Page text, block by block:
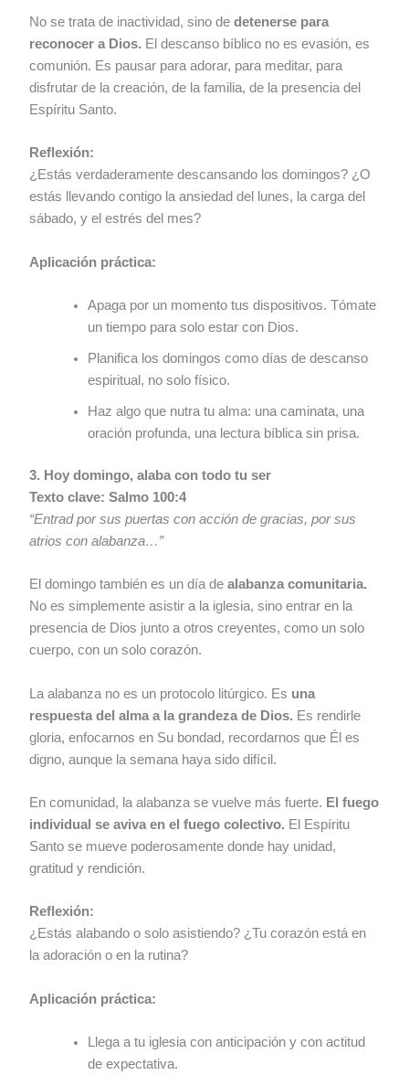
No se trata de inactividad, sino dedetenerse para
reconocer a Dios. El descanso bíblico no es evasión, es
comunión. Es pausar para adorar, para meditar, para
disfrutar de la creación, de la familia, de la presencia del
Espíritu Santo.
Reflexión:
¿Estás verdaderamente descansando los domingos? ¿O
estás llevando contigo la ansiedad del lunes, la carga del
sábado, y el estrés del mes?
Aplicación práctica:
Apaga por un momento tus dispositivos. Tómate
un tiempo para solo estar con Dios.
Planifica los domingos como días de descanso
espiritual, no solo físico.
Haz algo que nutra tu alma: una caminata, una
oración profunda, una lectura bíblica sin prisa.
3. Hoy domingo, alaba con todo tu ser
Texto clave: Salmo 100:4
“Entrad por sus puertas con acción de gracias, por sus
atrios con alabanza…”
El domingo también es un día dealabanza comunitaria.
No es simplemente asistir a la iglesia, sino entrar en la
presencia de Dios junto a otros creyentes, como un solo
cuerpo, con un solo corazón.
La alabanza no es un protocolo litúrgico. Es una
respuesta del alma a la grandeza de Dios. Es rendirle
gloria, enfocarnos en Su bondad, recordarnos que Él es
digno, aunque la semana haya sido difícil.
En comunidad, la alabanza se vuelve más fuerte. El fuego
individual se aviva en el fuego colectivo. El Espíritu
Santo se mueve poderosamente donde hay unidad,
gratitud y rendición.
Reflexión:
¿Estás alabando o solo asistiendo? ¿Tu corazón está en
la adoración o en la rutina?
Aplicación práctica:
Llega a tu iglesia con anticipación y con actitud
de expectativa.